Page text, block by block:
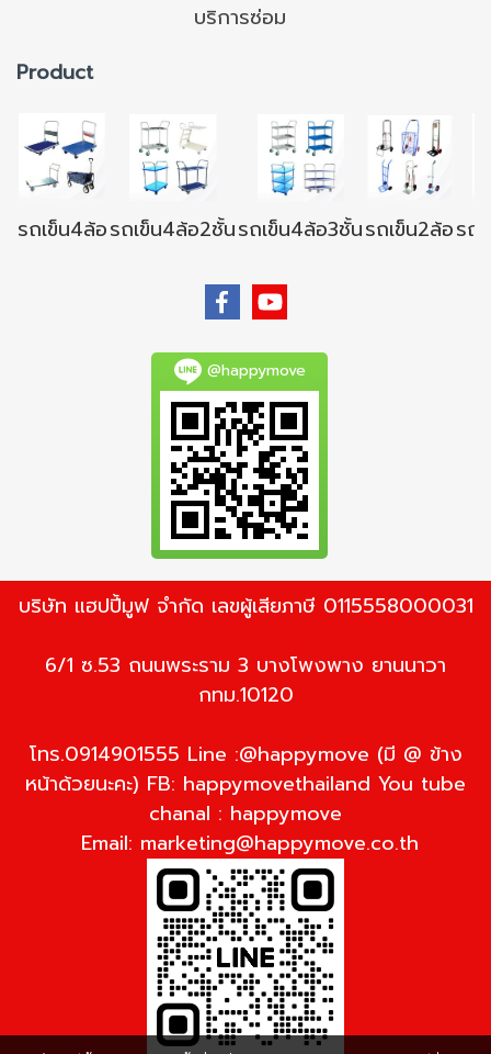
บริการซ่อม
Product
รถเข็น4ล้อรถเข็น4ล้อ2ชั้นรถเข็น4ล้อ3ชั้นรถเข็น2ล้อรถ
@happymove
บริษัท แฮปปี้มูฟ จำกัด เลขผู้เสียภาษี 0115558000031
6/1 ซ.53 ถนนพระราม 3 บางโพงพาง ยานนาวา
กทม.10120
โทร.0914901555 Line :@happymove (มี @ ข้าง
หน้าด้วยนะคะ) FB: happymovethailand You tube
chanal : happymove
Email: marketing@happymove.co.th